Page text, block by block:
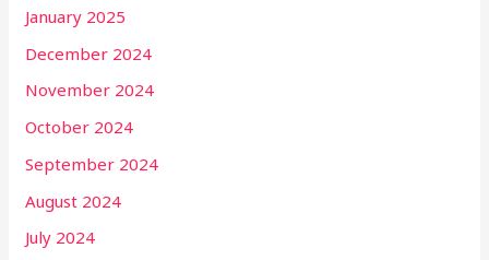
January 2025
December 2024
November 2024
October 2024
September 2024
August 2024
July 2024